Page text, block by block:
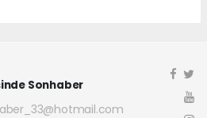
Sonhaber